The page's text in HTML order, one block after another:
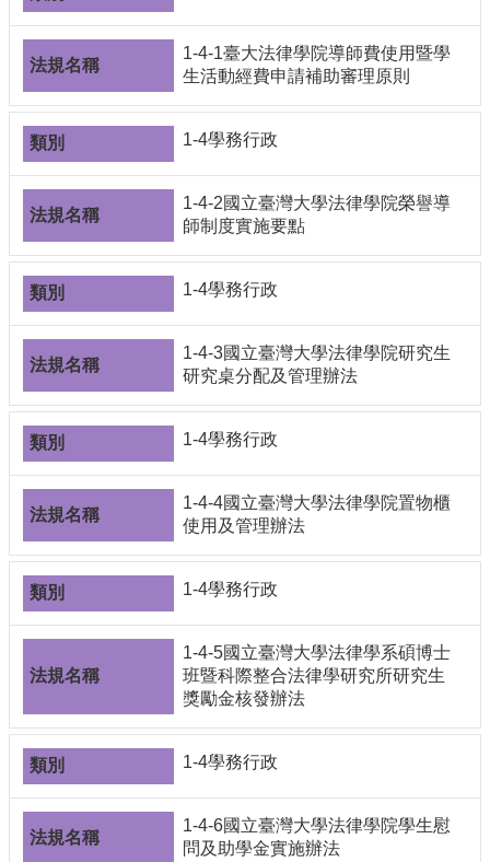
1-4-1臺大法律學院導師費使用暨學
生活動經費申請補助審理原則
1-4學務行政
1-4-2國立臺灣大學法律學院榮譽導
師制度實施要點
1-4學務行政
1-4-3國立臺灣大學法律學院研究生
研究桌分配及管理辦法
1-4學務行政
1-4-4國立臺灣大學法律學院置物櫃
使用及管理辦法
1-4學務行政
1-4-5國立臺灣大學法律學系碩博士
班暨科際整合法律學研究所研究生
獎勵金核發辦法
1-4學務行政
1-4-6國立臺灣大學法律學院學生慰
問及助學金實施辦法